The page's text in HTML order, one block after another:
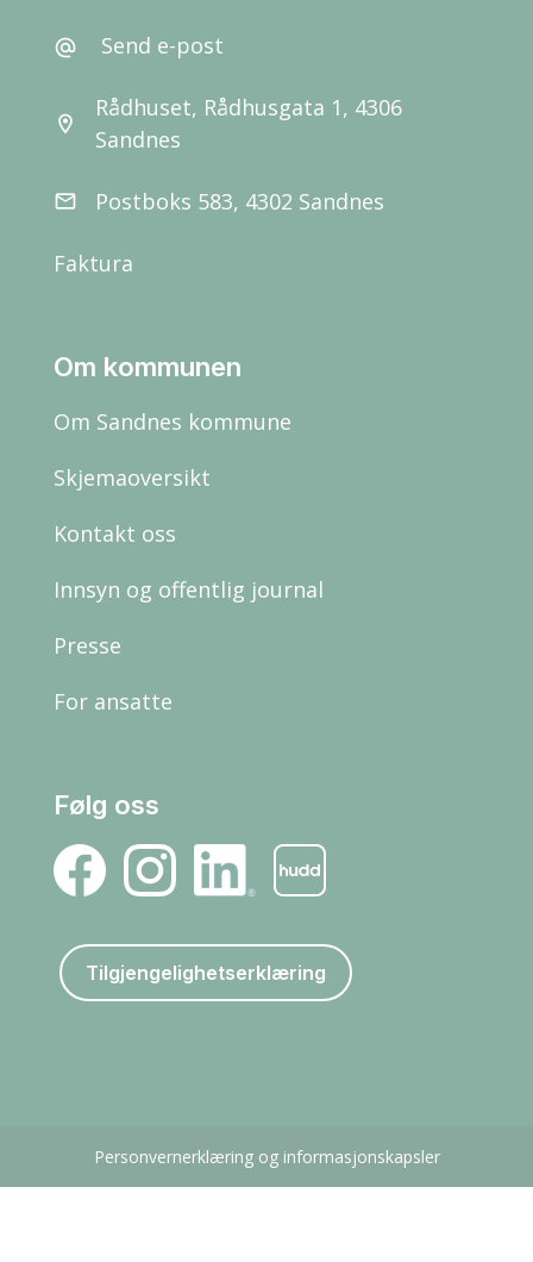
alternate_email Send e-post
location_on
Rådhuset, Rådhusgata 1, 4306
Sandnes
email Postboks 583, 4302 Sandnes
Faktura
Om kommunen
Om Sandnes kommune
Skjemaoversikt
Kontakt oss
Innsyn og offentlig journal
Presse
For ansatte
Følg oss
Tilgjengelighetserklæring
Personvernerklæring og informasjonskapsler